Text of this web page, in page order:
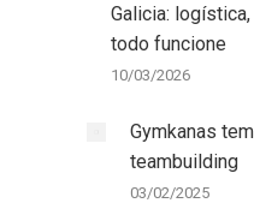
Galicia:
todo funcione
10/03/2026
Gymkanas
teambuilding
03/02/2025